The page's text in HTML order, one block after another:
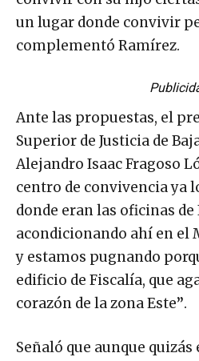
un lugar donde convivir
complementó Ramírez.
Ante las propuestas, el
Superior de Justicia de
Alejandro Isaac Fragoso
centro de convivencia ya
donde eran las oficinas de
acondicionando ahí en el
y estamos pugnando
edificio de Fiscalía, que
corazón de la zona Este”.
Señaló que aunque quizás